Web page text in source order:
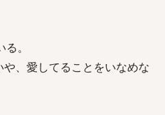
。
、愛してることをいなめな